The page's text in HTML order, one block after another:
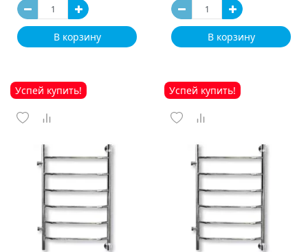
В корзину В корзину
Успей купить! Успей купить!